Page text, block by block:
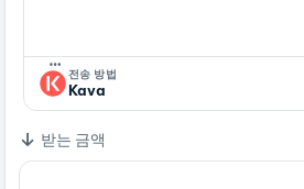
…
전송 방법
Kava
받는 금액